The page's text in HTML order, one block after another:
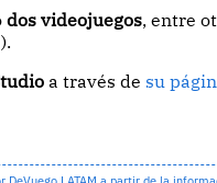
dos videojuegos, entre
a través de su